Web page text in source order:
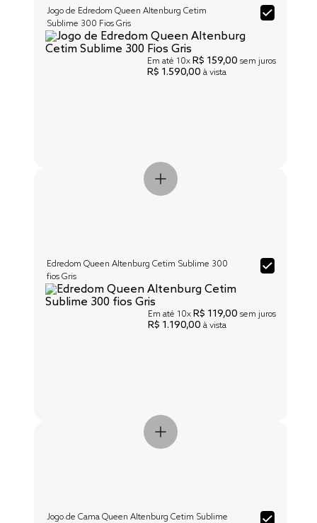
Jogo de Edredom Queen Altenburg Cetim
Sublime 300 Fios Gris
Em até 10x R$ 159,00 sem juros
R$ 1.590,00 à vista
Edredom Queen Altenburg Cetim Sublime 300
fios Gris
Em até 10x R$ 119,00 sem juros
R$ 1.190,00 à vista
Jogo de Cama Queen Altenburg Cetim Sublime